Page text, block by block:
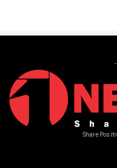
Share